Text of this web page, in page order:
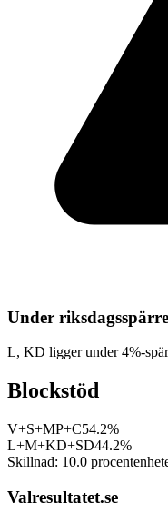
Under
L, KD ligger under 4%-
Blockstöd
V+S+MP+C54.2%
L+M+KD+SD44.2%
Skillnad: 10.0
Valresultatet.se